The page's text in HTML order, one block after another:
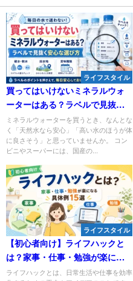
ライフスタイル
買ってはいけないミネラルウォ
ーターはある？ラベルで見抜く
安心な選び方、毎日の水で迷わ
ない
ミネラルウォーターを買うとき、なんとな
く「天然水なら安心」「高い水のほうが体
に良さそう」と思っていませんか。 コン
ビニやスーパーには、国産の...
ライフスタイル
【初心者向け】ライフハックと
は？家事・仕事・勉強が楽にな
る具体例15選
ライフハックとは、日常生活や仕事を効率